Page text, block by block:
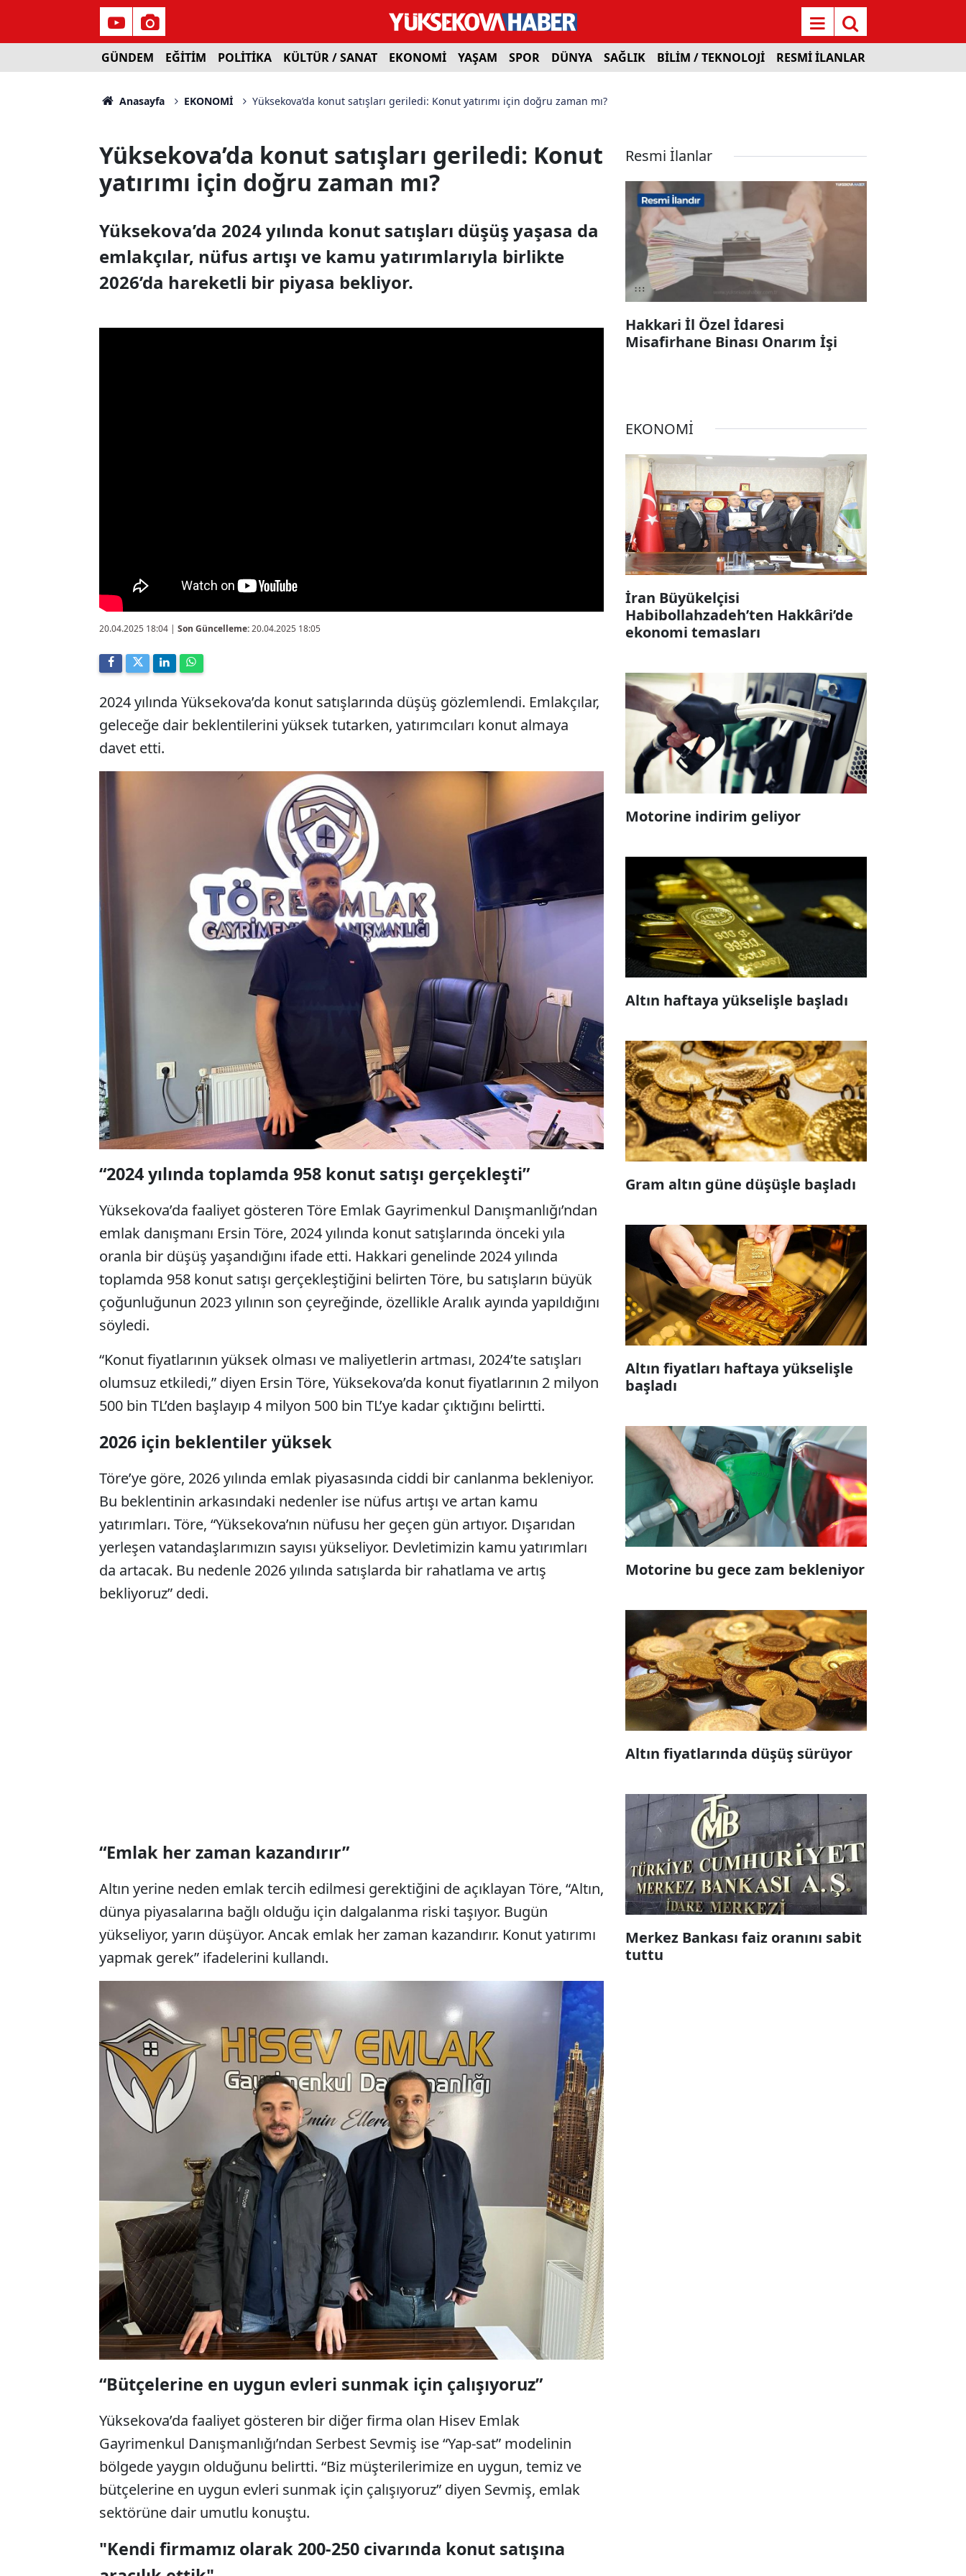
GÜNDEM EĞİTİM POLİTİKA KÜLTÜR / SANAT EKONOMİ YAŞAM SPOR DÜNYA SAĞLIK BİLİM / TEKNOLOJİ RESMİ İLANLAR
Anasayfa EKONOMİ Yüksekova’da konut satışları geriledi: Konut yatırımı için doğru zaman mı?
Yüksekova’da konut satışları geriledi: Konut
yatırımı için doğru zaman mı?
Yüksekova’da 2024 yılında konut satışları düşüş yaşasa da
emlakçılar, nüfus artışı ve kamu yatırımlarıyla birlikte
2026’da hareketli bir piyasa bekliyor.
20.04.2025 18:04 | Son Güncelleme:20.04.2025 18:05
2024 yılında Yüksekova’da konut satışlarında düşüş gözlemlendi. Emlakçılar,
geleceğe dair beklentilerini yüksek tutarken, yatırımcıları konut almaya
davet etti.
“2024 yılında toplamda 958 konut satışı gerçekleşti”
Yüksekova’da faaliyet gösteren Töre Emlak Gayrimenkul Danışmanlığı’ndan
emlak danışmanı Ersin Töre, 2024 yılında konut satışlarında önceki yıla
oranla bir düşüş yaşandığını ifade etti. Hakkari genelinde 2024 yılında
toplamda 958 konut satışı gerçekleştiğini belirten Töre, bu satışların büyük
çoğunluğunun 2023 yılının son çeyreğinde, özellikle Aralık ayında yapıldığını
söyledi.
“Konut fiyatlarının yüksek olması ve maliyetlerin artması, 2024’te satışları
olumsuz etkiledi,” diyen Ersin Töre, Yüksekova’da konut fiyatlarının 2 milyon
500 bin TL’den başlayıp 4 milyon 500 bin TL’ye kadar çıktığını belirtti.
2026 için beklentiler yüksek
Töre’ye göre, 2026 yılında emlak piyasasında ciddi bir canlanma bekleniyor.
Bu beklentinin arkasındaki nedenler ise nüfus artışı ve artan kamu
yatırımları. Töre, “Yüksekova’nın nüfusu her geçen gün artıyor. Dışarıdan
yerleşen vatandaşlarımızın sayısı yükseliyor. Devletimizin kamu yatırımları
da artacak. Bu nedenle 2026 yılında satışlarda bir rahatlama ve artış
bekliyoruz” dedi.
“Emlak her zaman kazandırır”
Altın yerine neden emlak tercih edilmesi gerektiğini de açıklayan Töre, “Altın,
dünya piyasalarına bağlı olduğu için dalgalanma riski taşıyor. Bugün
yükseliyor, yarın düşüyor. Ancak emlak her zaman kazandırır. Konut yatırımı
yapmak gerek” ifadelerini kullandı.
“Bütçelerine en uygun evleri sunmak için çalışıyoruz”
Yüksekova’da faaliyet gösteren bir diğer firma olan Hisev Emlak
Gayrimenkul Danışmanlığı’ndan Serbest Sevmiş ise “Yap-sat” modelinin
bölgede yaygın olduğunu belirtti. “Biz müşterilerimize en uygun, temiz ve
bütçelerine en uygun evleri sunmak için çalışıyoruz” diyen Sevmiş, emlak
sektörüne dair umutlu konuştu.
"Kendi firmamız olarak 200-250 civarında konut satışına
Resmi İlanlar
Hakkari İl Özel İdaresi
Misafirhane Binası Onarım İşi
EKONOMİ
İran Büyükelçisi
Habibollahzadeh’ten Hakkâri’de
ekonomi temasları
Motorine indirim geliyor
Altın haftaya yükselişle başladı
Gram altın güne düşüşle başladı
Altın fiyatları haftaya yükselişle
başladı
Motorine bu gece zam bekleniyor
Altın fiyatlarında düşüş sürüyor
Merkez Bankası faiz oranını sabit
tuttu